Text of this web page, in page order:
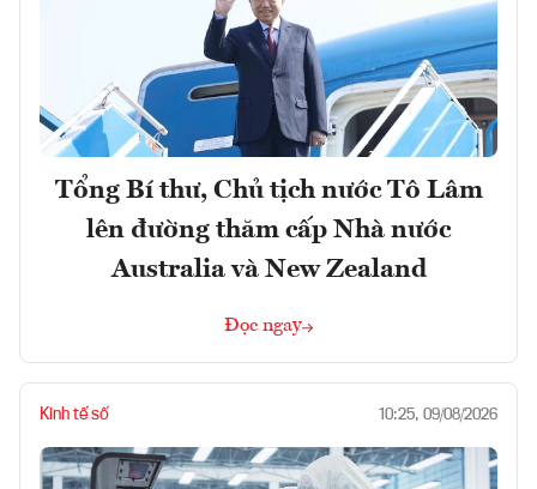
Tổng Bí thư, Chủ tịch nước Tô Lâm
lên đường thăm cấp Nhà nước
Australia và New Zealand
Đọc ngay
Kinh tế số 10:25, 09/08/2026